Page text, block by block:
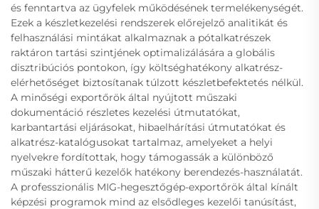
és fenntartva az ügyfelek működésének termelékenységét.
Ezek a készletkezelési rendszerek előrejelző analitikát és
felhasználási mintákat alkalmaznak a pótalkatrészek
raktáron tartási szintjének optimalizálására a globális
disztribúciós pontokon, így költséghatékony alkatrész-
elérhetőséget biztosítanak túlzott készletbefektetés nélkül.
A minőségi exportőrök által nyújtott műszaki
dokumentáció részletes kezelési útmutatókat,
karbantartási eljárásokat, hibaelhárítási útmutatókat és
alkatrész-katalógusokat tartalmaz, amelyeket a helyi
nyelvekre fordítottak, hogy támogassák a különböző
műszaki hátterű kezelők hatékony berendezés-használatát.
A professzionális MIG-hegesztőgép-exportőrök által kínált
képzési programok mind az elsődleges kezelői tanúsítást,